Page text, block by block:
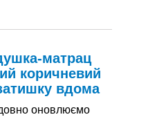
матрац
коричневий
вдома
оновлюємо